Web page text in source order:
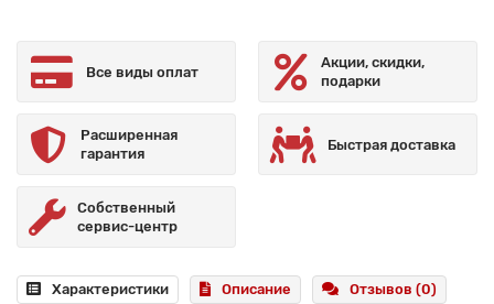
Все виды оплат
Акции, скидки,
подарки
Расширенная
гарантия
Быстрая доставка
Собственный
сервис-центр
Характеристики Описание Отзывов (0)